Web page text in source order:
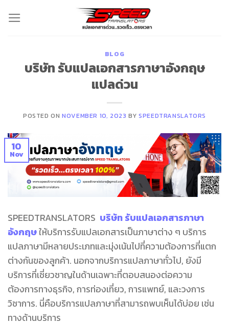
BLOG
บริษัท รับแปลเอกสารภาษาอังกฤษ
แปลด่วน
POSTED ONNOVEMBER 10, 2023 BYSPEEDTRANSLATORS
10
Nov
SPEEDTRANSLATORS บริษัท รับแปลเอกสารภาษา
อังกฤษให้บริการรับแปลเอกสารเป็นภาษาต่าง ๆ บริการ
แปลภาษามีหลายประเภทและมุ่งเน้นไปที่ความต้องการที่แตก
ต่างกันของลูกค้า. นอกจากบริการแปลภาษาทั่วไป, ยังมี
บริการที่เชี่ยวชาญในด้านเฉพาะที่ตอบสนองต่อความ
ต้องการทางธุรกิจ, การท่องเที่ยว, การแพทย์, และวงการ
วิชาการ. นี่คือบริการแปลภาษาที่สามารถพบเห็นได้บ่อย เช่น
ทางด้านบริการ